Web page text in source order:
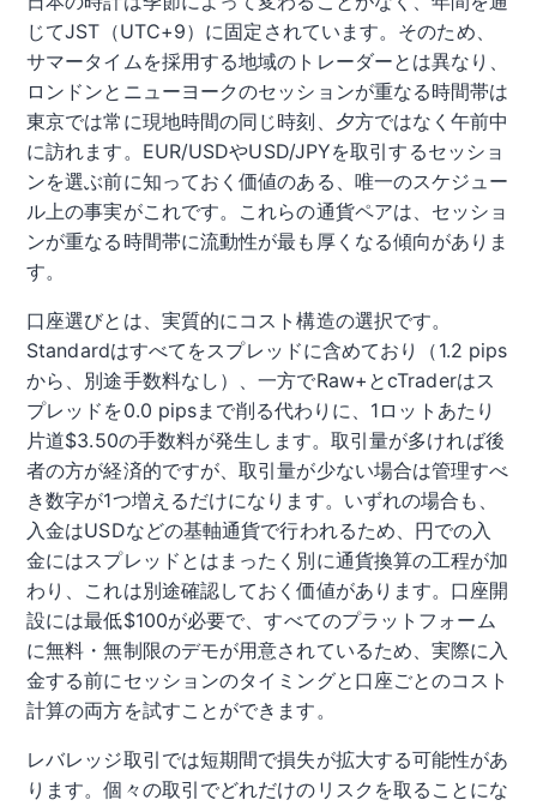
じてJST（UTC+9）に固定されています。そのため、
サマータイムを採用する地域のトレーダーとは異なり、
ロンドンとニューヨークのセッションが重なる時間帯は
東京では常に現地時間の同じ時刻、夕方ではなく午前中
に訪れます。EUR/USDやUSD/JPYを取引するセッショ
ンを選ぶ前に知っておく価値のある、唯一のスケジュー
ル上の事実がこれです。これらの通貨ペアは、セッショ
ンが重なる時間帯に流動性が最も厚くなる傾向がありま
す。
口座選びとは、実質的にコスト構造の選択です。
Standardはすべてをスプレッドに含めており（1.2 pips
から、別途手数料なし）、一方でRaw+とcTraderはス
プレッドを0.0 pipsまで削る代わりに、1ロットあたり
片道$3.50の手数料が発生します。取引量が多ければ後
者の方が経済的ですが、取引量が少ない場合は管理すべ
き数字が1つ増えるだけになります。いずれの場合も、
入金はUSDなどの基軸通貨で行われるため、円での入
金にはスプレッドとはまったく別に通貨換算の工程が加
わり、これは別途確認しておく価値があります。口座開
設には最低$100が必要で、すべてのプラットフォーム
に無料・無制限のデモが用意されているため、実際に入
金する前にセッションのタイミングと口座ごとのコスト
計算の両方を試すことができます。
レバレッジ取引では短期間で損失が拡大する可能性があ
ります。個々の取引でどれだけのリスクを取ることにな